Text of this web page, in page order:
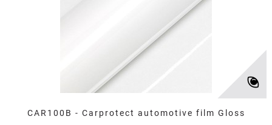
CAR100B - Carprotect automotive film Gloss